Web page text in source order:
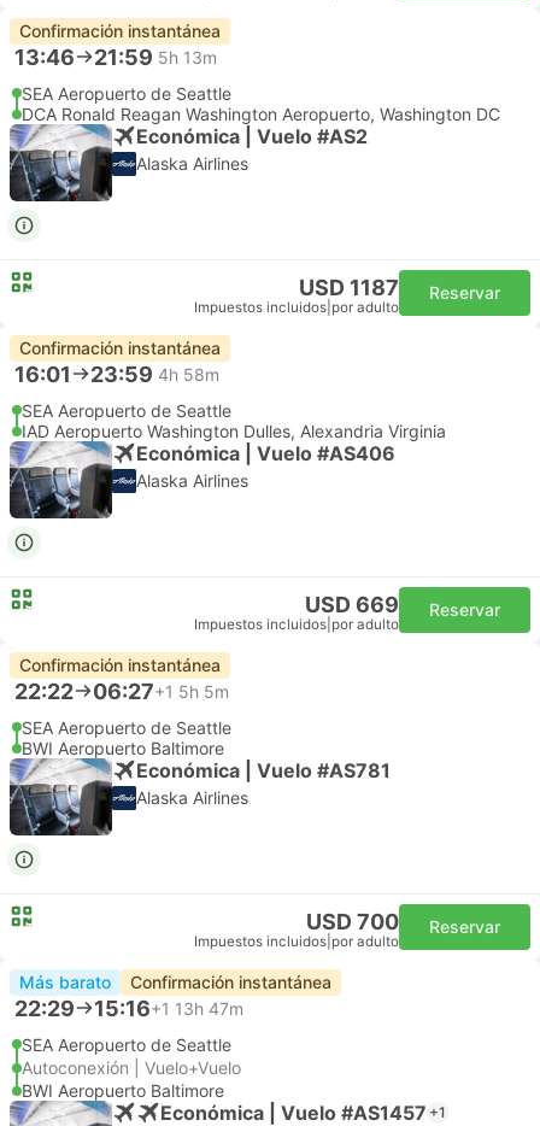
Confirmación instantánea
13:46 21:59 5h 13m
SEA Aeropuerto de Seattle
DCA Ronald Reagan Washington Aeropuerto, Washington DC
Económica | Vuelo #AS2
Alaska Airlines
USD 1187
Impuestos incluidos por adulto
Reservar
Confirmación instantánea
16:01 23:59 4h 58m
SEA Aeropuerto de Seattle
IAD Aeropuerto Washington Dulles, Alexandria Virginia
Económica | Vuelo #AS406
Alaska Airlines
USD 669
Impuestos incluidos por adulto
Reservar
Confirmación instantánea
22:22 06:27+1 5h 5m
SEA Aeropuerto de Seattle
BWI Aeropuerto Baltimore
Económica | Vuelo #AS781
Alaska Airlines
USD 700
Impuestos incluidos por adulto
Reservar
Más barato Confirmación instantánea
22:29 15:16+1 13h 47m
SEA Aeropuerto de Seattle
Autoconexión | Vuelo+Vuelo
BWI Aeropuerto Baltimore
Económica | Vuelo #AS1457 +1